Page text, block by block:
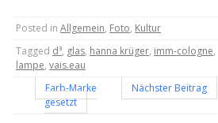
Posted in Allgemein, Foto, Kultur
Tagged d³, glas, hanna krüger, imm-cologne,
lampe, vais.eau
Beitragsnavigation
Farb-Marke
gesetzt
Nächster Beitrag